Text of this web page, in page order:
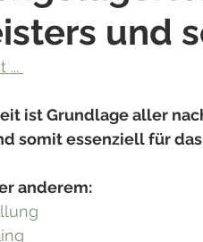
und
...
ist Grundlage aller
somit essenziell für
anderem: